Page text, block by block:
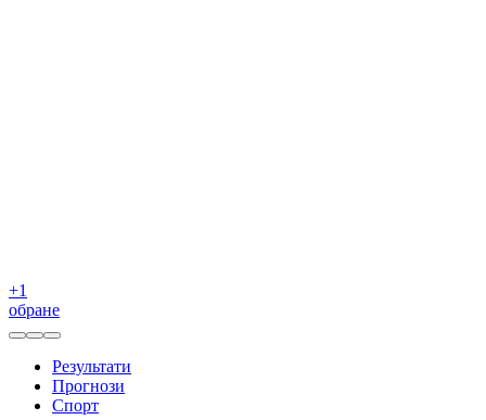
+1
обране
Результати
Прогнози
Спорт